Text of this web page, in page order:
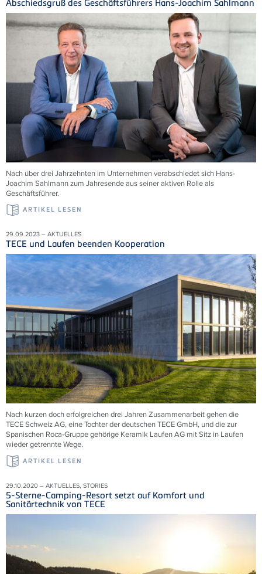
Nach über drei Jahrzehnten im Unternehmen verabschiedet sich Hans-
Joachim Sahlmann zum Jahresende aus seiner aktiven Rolle als
Geschäftsführer.
ARTIKEL LESEN
29.09.2023 – AKTUELLES
TECE und Laufen beenden Kooperation
Nach kurzen doch erfolgreichen drei Jahren Zusammenarbeit gehen die
TECE Schweiz AG, eine Tochter der deutschen TECE GmbH, und die zur
Spanischen Roca-Gruppe gehörige Keramik Laufen AG mit Sitz in Laufen
wieder getrennte Wege.
ARTIKEL LESEN
29.10.2020 – AKTUELLES, STORIES
5-Sterne-Camping-Resort setzt auf Komfort und
Sanitärtechnik von TECE